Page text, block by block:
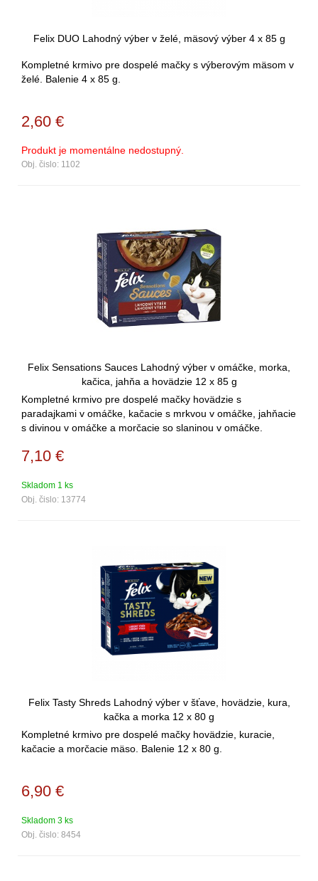
Felix DUO Lahodný výber v želé, mäsový výber 4 x 85 g
Kompletné krmivo pre dospelé mačky s výberovým mäsom v
želé. Balenie 4 x 85 g.
2,60 €
Produkt je momentálne nedostupný.
Obj. čislo: 1102
Felix Sensations Sauces Lahodný výber v omáčke, morka,
kačica, jahňa a hovädzie 12 x 85 g
Kompletné krmivo pre dospelé mačky hovädzie s
paradajkami v omáčke, kačacie s mrkvou v omáčke, jahňacie
s divinou v omáčke a morčacie so slaninou v omáčke.
7,10 €
Skladom 1 ks
Obj. čislo: 13774
Felix Tasty Shreds Lahodný výber v šťave, hovädzie, kura,
kačka a morka 12 x 80 g
Kompletné krmivo pre dospelé mačky hovädzie, kuracie,
kačacie a morčacie mäso. Balenie 12 x 80 g.
6,90 €
Skladom 3 ks
Obj. čislo: 8454